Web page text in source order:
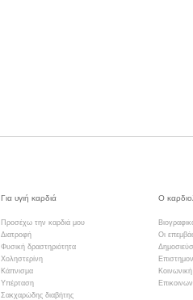
Για υγιή καρδιά
Προσέχω την καρδιά μου
Διατροφή
Φυσική δραστηριότητα
Χοληστερίνη
Κάπνισμα
Υπέρταση
Σακχαρώδης διαβήτης
Ο
Οι